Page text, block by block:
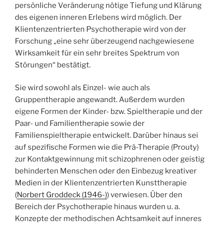
persönliche Veränderung nötige Tiefung und Klärung
des eigenen inneren Erlebens wird möglich. Der
Klientenzentrierten Psychotherapie wird von der
Forschung „eine sehr überzeugend nachgewiesene
Wirksamkeit für ein sehr breites Spektrum von
Störungen“ bestätigt.
Sie wird sowohl als Einzel- wie auch als
Gruppentherapie angewandt. Außerdem wurden
eigene Formen der Kinder- bzw. Spieltherapie und der
Paar- und Familientherapie sowie der
Familienspieltherapie entwickelt. Darüber hinaus sei
auf spezifische Formen wie die Prä-Therapie (Prouty)
zur Kontaktgewinnung mit schizophrenen oder geistig
behinderten Menschen oder den Einbezug kreativer
Medien in der Klientenzentrierten Kunsttherapie
(Norbert Groddeck (1946-)) verwiesen. Über den
Bereich der Psychotherapie hinaus wurden u. a.
Konzepte der methodischen Achtsamkeit auf inneres